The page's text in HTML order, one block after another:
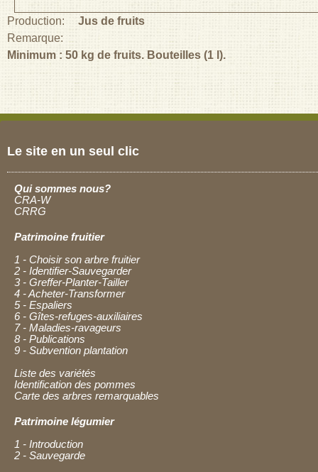
Production:
Jus de fruits
Remarque:
Minimum : 50 kg de fruits. Bouteilles (1 l).
Le site en un seul clic
Qui sommes nous?
CRA-W
CRRG
Patrimoine fruitier
1 - Choisir son arbre fruitier
2 - Identifier-Sauvegarder
3 - Greffer-Planter-Tailler
4 - Acheter-Transformer
5 - Espaliers
6 - Gîtes-refuges-auxiliaires
7 - Maladies-ravageurs
8 - Publications
9 - Subvention plantation
Liste des variétés
Identification des pommes
Carte des arbres remarquables
Patrimoine légumier
1 - Introduction
2 - Sauvegarde